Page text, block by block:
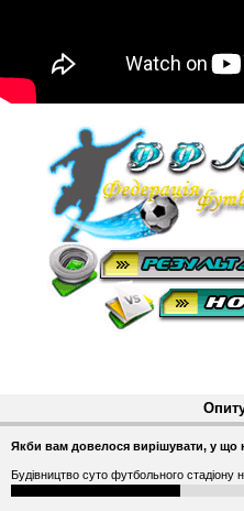
Якби вам довелося вирішувати, у що
Будівництво суто футбольного стадіону